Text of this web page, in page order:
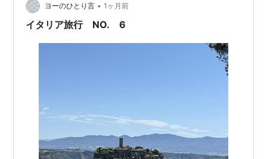
ヨーのひとり言 • 1ヶ月前
イタリア旅行 NO. 6